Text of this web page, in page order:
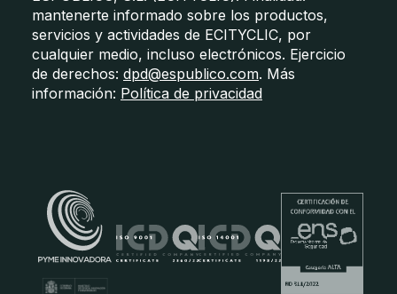
mantenerte informado sobre los productos,
servicios y actividades de ECITYCLIC, por
cualquier medio, incluso electrónicos. Ejercicio
de derechos: dpd@espublico.com. Más
información: Política de privacidad